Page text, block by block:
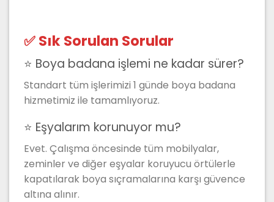
✅ Sık Sorulan Sorular
⭐ Boya badana işlemi ne kadar sürer?
Standart tüm işlerimizi 1 günde boya badana
hizmetimiz ile tamamlıyoruz.
⭐ Eşyalarım korunuyor mu?
Evet. Çalışma öncesinde tüm mobilyalar,
zeminler ve diğer eşyalar koruyucu örtülerle
kapatılarak boya sıçramalarına karşı güvence
altına alınır.